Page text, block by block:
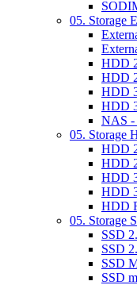
05. Storage
HDD
HDD
HDD
HDD
NAS -
05. Storage
HDD
HDD
HDD
HDD
HDD
05. Storage
SSD
SSD
SSD
SSD